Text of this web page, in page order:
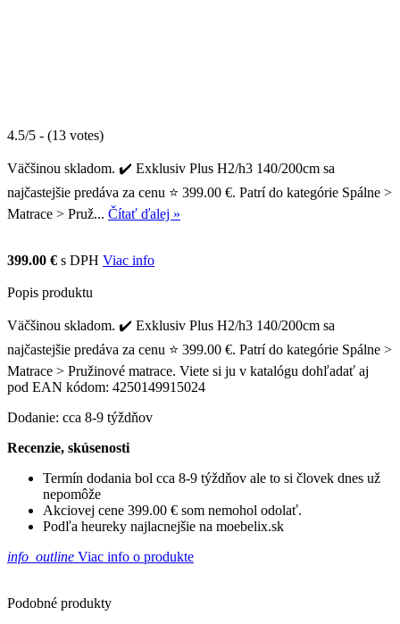
4.5/5 - (13 votes)
Väčšinou skladom. ✔️ Exklusiv Plus H2/h3 140/200cm sa
najčastejšie predáva za cenu ⭐ 399.00 €. Patrí do kategórie Spálne >
Matrace > Pruž... Čítať ďalej »
399.00 € s DPH Viac info
Popis produktu
Väčšinou skladom. ✔️ Exklusiv Plus H2/h3 140/200cm sa
najčastejšie predáva za cenu ⭐ 399.00 €. Patrí do kategórie Spálne >
Matrace > Pružinové matrace. Viete si ju v katalógu dohľadať aj
pod EAN kódom: 4250149915024
Dodanie: cca 8-9 týždňov
Recenzie, skúsenosti
Termín dodania bol cca 8-9 týždňov ale to si človek dnes už
nepomôže
Akciovej cene 399.00 € som nemohol odolať.
Podľa heureky najlacnejšie na moebelix.sk
info_outline Viac info o produkte
Podobné produkty